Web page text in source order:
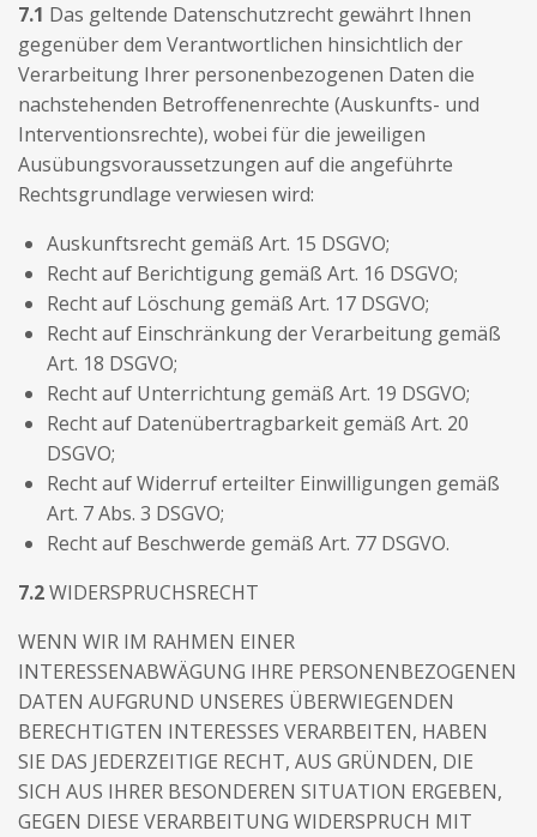
7.1 Das geltende Datenschutzrecht gewährt Ihnen
gegenüber dem Verantwortlichen hinsichtlich der
Verarbeitung Ihrer personenbezogenen Daten die
nachstehenden Betroffenenrechte (Auskunfts- und
Interventionsrechte), wobei für die jeweiligen
Ausübungsvoraussetzungen auf die angeführte
Rechtsgrundlage verwiesen wird:
Auskunftsrecht gemäß Art. 15 DSGVO;
Recht auf Berichtigung gemäß Art. 16 DSGVO;
Recht auf Löschung gemäß Art. 17 DSGVO;
Recht auf Einschränkung der Verarbeitung gemäß
Art. 18 DSGVO;
Recht auf Unterrichtung gemäß Art. 19 DSGVO;
Recht auf Datenübertragbarkeit gemäß Art. 20
DSGVO;
Recht auf Widerruf erteilter Einwilligungen gemäß
Art. 7 Abs. 3 DSGVO;
Recht auf Beschwerde gemäß Art. 77 DSGVO.
7.2WIDERSPRUCHSRECHT
WENN WIR IM RAHMEN EINER
INTERESSENABWÄGUNG IHRE PERSONENBEZOGENEN
DATEN AUFGRUND UNSERES ÜBERWIEGENDEN
BERECHTIGTEN INTERESSES VERARBEITEN, HABEN
SIE DAS JEDERZEITIGE RECHT, AUS GRÜNDEN, DIE
SICH AUS IHRER BESONDEREN SITUATION ERGEBEN,
GEGEN DIESE VERARBEITUNG WIDERSPRUCH MIT